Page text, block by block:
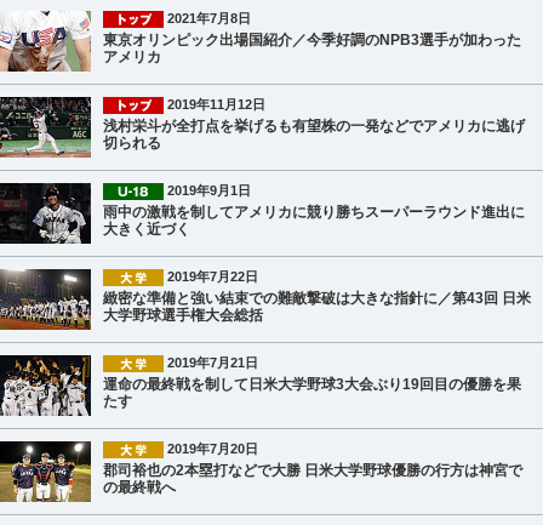
2021年7月8日
東京オリンピック出場国紹介／今季好調のNPB3選手が加わった
アメリカ
2019年11月12日
浅村栄斗が全打点を挙げるも有望株の一発などでアメリカに逃げ
切られる
2019年9月1日
雨中の激戦を制してアメリカに競り勝ちスーパーラウンド進出に
大きく近づく
2019年7月22日
緻密な準備と強い結束での難敵撃破は大きな指針に／第43回 日米
大学野球選手権大会総括
2019年7月21日
運命の最終戦を制して日米大学野球3大会ぶり19回目の優勝を果
たす
2019年7月20日
郡司裕也の2本塁打などで大勝 日米大学野球優勝の行方は神宮で
の最終戦へ